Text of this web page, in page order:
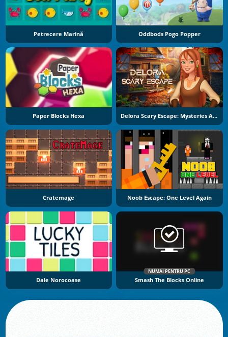
Petrecere Marină Oddbods Pogo Popper
Paper Blocks Hexa Delora Scary Escape: Mysteries Adventure
Cratemage Noob Escape: One Level Again
Dale Norocoase
NUMAI PENTRU PC
Smash The Blocks Online